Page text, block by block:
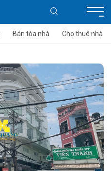
Bán tòa nhà Cho thuê nhà